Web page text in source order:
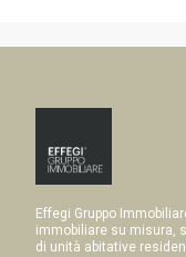
Effegi Gruppo
immobiliare su misura,
di unità abitative